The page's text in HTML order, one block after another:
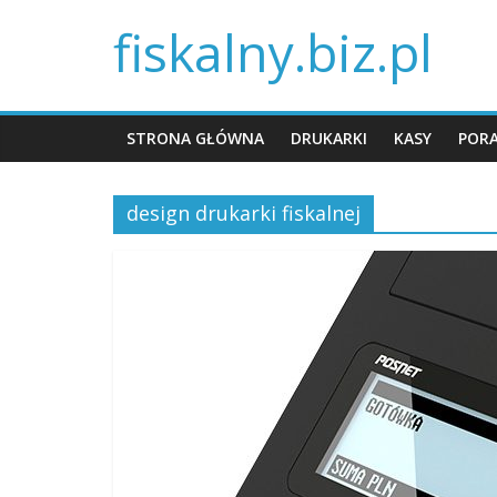
fiskalny.biz.pl
STRONA GŁÓWNA DRUKARKI KASY
design drukarki fiskalnej